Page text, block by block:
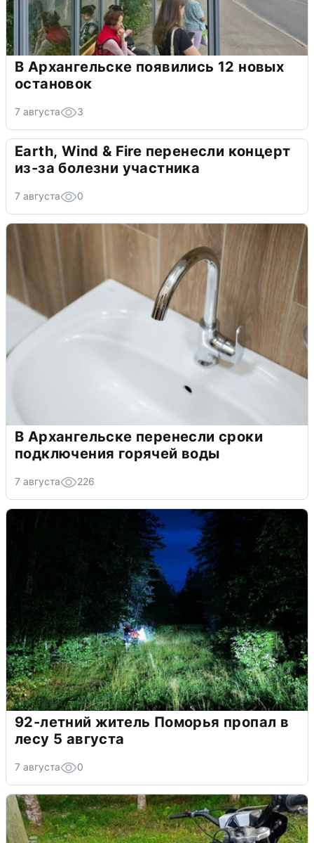
В Архангельске появились 12 новых
остановок
7 августа 3
Earth, Wind & Fire перенесли концерт
из-за болезни участника
7 августа 0
В Архангельске перенесли сроки
подключения горячей воды
7 августа 226
92-летний житель Поморья пропал в
лесу 5 августа
7 августа 0